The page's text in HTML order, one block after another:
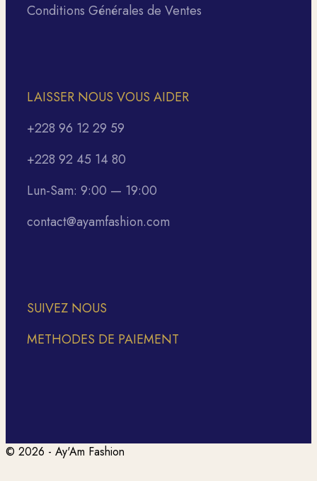
Conditions Générales de Ventes
LAISSER NOUS VOUS AIDER
+228 96 12 29 59
+228 92 45 14 80
Lun-Sam: 9:00 — 19:00
contact@ayamfashion.com
SUIVEZ NOUS
METHODES DE PAIEMENT
© 2026 - Ay'Am Fashion